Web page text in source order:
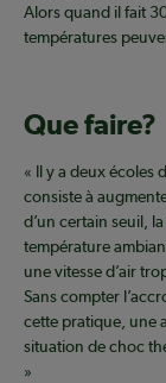
Alors quand il fait
températures
Que faire?
« Il y a deux écoles
consiste à
d’un certain seuil,
température
une vitesse d’air
Sans compter
cette pratique, une
situation de choc
»